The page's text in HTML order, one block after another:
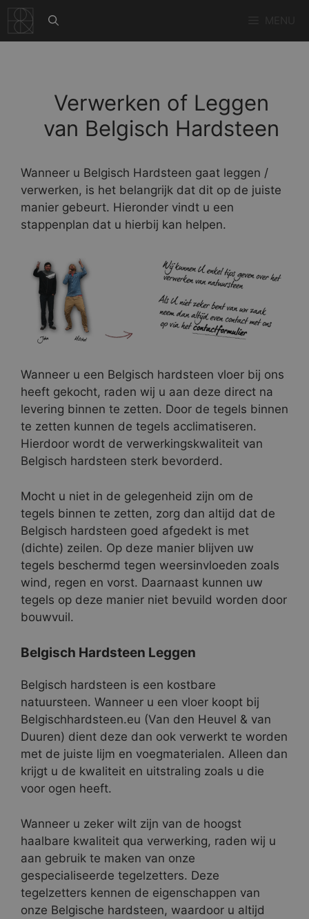
naar
de
Verwerken of Leggen
van Belgisch Hardsteen
Wanneer u Belgisch Hardsteen gaat leggen /
verwerken, is het belangrijk dat dit op de juiste
manier gebeurt. Hieronder vindt u een
stappenplan dat u hierbij kan helpen.
Wanneer u een Belgisch hardsteen vloer bij ons
heeft gekocht, raden wij u aan deze direct na
levering binnen te zetten. Door de tegels binnen
te zetten kunnen de tegels acclimatiseren.
Hierdoor wordt de verwerkingskwaliteit van
Belgisch hardsteen sterk bevorderd.
Mocht u niet in de gelegenheid zijn om de
tegels binnen te zetten, zorg dan altijd dat de
Belgisch hardsteen goed afgedekt is met
(dichte) zeilen. Op deze manier blijven uw
tegels beschermd tegen weersinvloeden zoals
wind, regen en vorst. Daarnaast kunnen uw
tegels op deze manier niet bevuild worden door
bouwvuil.
Belgisch Hardsteen Leggen
Belgisch hardsteen is een kostbare
natuursteen. Wanneer u een vloer koopt bij
Belgischhardsteen.eu (Van den Heuvel & van
Duuren) dient deze dan ook verwerkt te worden
met de juiste lijm en voegmaterialen. Alleen dan
krijgt u de kwaliteit en uitstraling zoals u die
voor ogen heeft.
Wanneer u zeker wilt zijn van de hoogst
haalbare kwaliteit qua verwerking, raden wij u
aan gebruik te maken van onze
gespecialiseerde tegelzetters. Deze
tegelzetters kennen de eigenschappen van
onze Belgische hardsteen, waardoor u altijd